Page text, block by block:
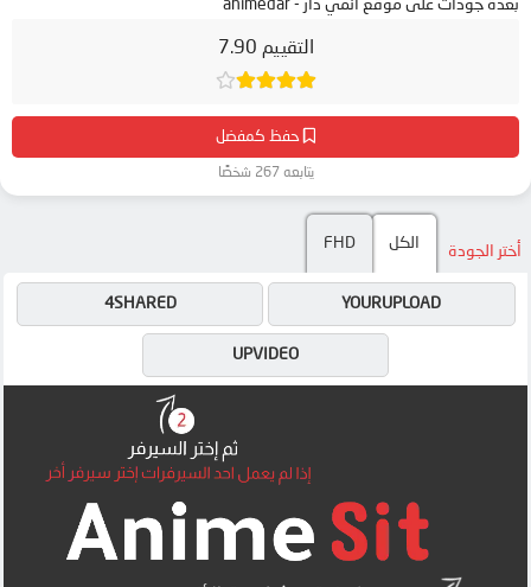
التقييم 7.90
حفظ كمفضل
يتابعه 267 شخصًا
بعدة جودات على موقع انمي دار - animedar
أختر الجودة الكل FHD
YOURUPLOAD
4SHARED
UPVIDEO